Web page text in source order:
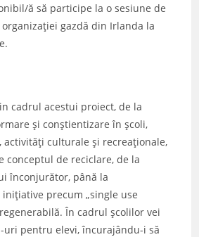
ă să participe la o sesiune de
gazdă din Irlanda la
cadrul acestui proiect, de la
și conștientizare în școli,
activități culturale și recreaționale,
conceptul de reciclare, de la
înconjurător, până la
precum „single use
În cadrul școlilor vei
uri pentru elevi, încurajându-i să